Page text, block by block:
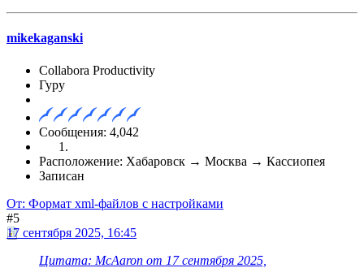
mikekaganski
Collabora Productivity
Гуру
Сообщения: 4,042
Расположение: Хабаровск → Москва → Кассиопея
Записан
От: Формат xml-файлов с настройками
#5
17 сентября 2025, 16:45
Цитата: McAaron от 17 сентября 2025,